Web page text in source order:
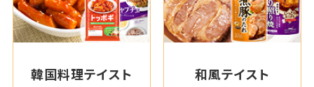
韓国料理テイスト 和風テイスト